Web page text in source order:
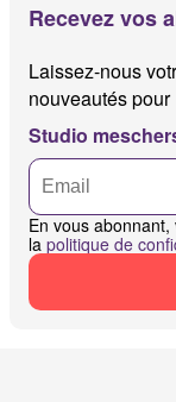
Recevez vos
Laissez-nous
nouveautés pour
Studio
En vous
la politique de